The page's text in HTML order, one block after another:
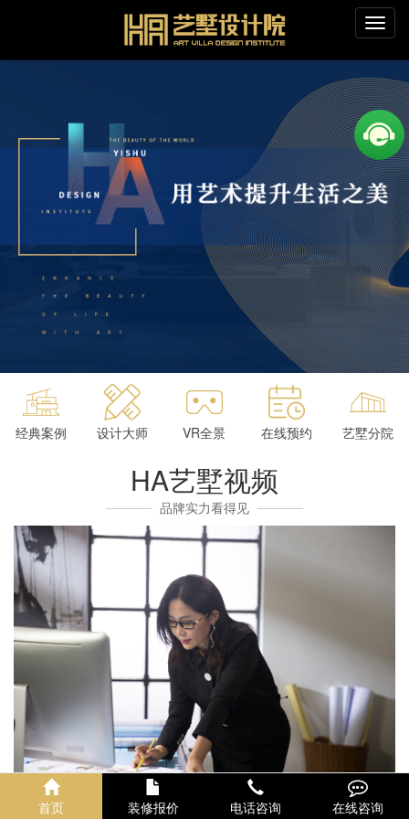
经典案例 设计大师 VR全景 在线预约 艺墅分院
HA艺墅视频
品牌实力看得见
首页 装修报价 电话咨询 在线咨询